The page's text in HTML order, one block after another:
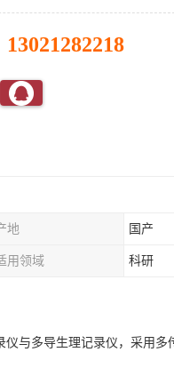
13021282218
地 国产
用领域 科研
与多导生理记录仪，采用